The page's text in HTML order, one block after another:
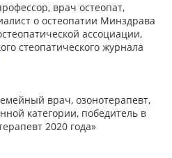
врач остеопат,
о остеопатии Минздрава
ассоциации,
стеопатического журнала
врач, озонотерапевт,
категории, победитель в
2020 года»